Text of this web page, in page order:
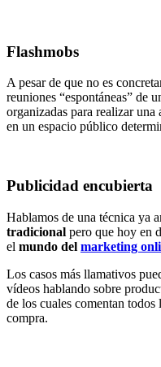
Flashmobs
A pesar de que no es
reuniones “espontáneas” de
organizadas para realizar
en un espacio público
Publicidad encubierta
Hablamos de una técnica ya
tradicional pero que hoy en
el mundo del marketing
Los casos más llamativos
vídeos hablando sobre
de los cuales comentan
compra.